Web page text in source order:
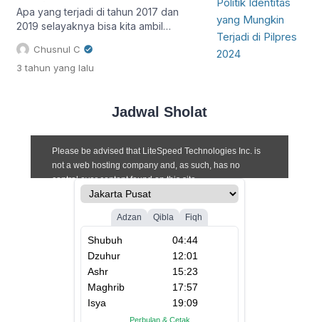
Apa yang terjadi di tahun 2017 dan
2019 selayaknya bisa kita ambil
pelajaran agar kita tetap ikut
mengontrol jalannya demokrasi tanpa
harus terpancing dengan propaganda-
Chusnul C
3 tahun yang lalu
Jadwal Sholat